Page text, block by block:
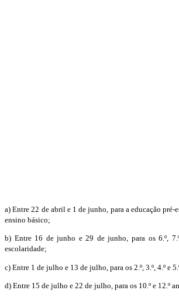
a) Entre 22 de abril e 1 de junho, para a educação pré-
ensino básico;
b) Entre 16 de junho e 29 de junho, para os 6.º,
escolaridade;
c) Entre 1 de julho e 13 de julho, para os 2.º, 3.º, 4.º e
d) Entre 15 de julho e 22 de julho, para os 10.º e 12.º